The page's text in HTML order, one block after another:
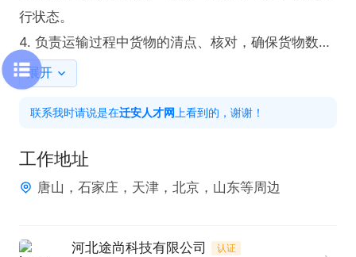
行状态。
4. 负责运输过程中货物的清点、核对，确保货物数量
准确、质量完好。
5. 及时反馈运输过程中的异常情况，如路况变化、车
辆故障等，并协助解决问题。
展开
联系我时请说是在迁安人才网 上看到的，谢谢！
工作地址
唐山，石家庄，天津，北京，山东等周边
河北途尚科技有限公司 认证